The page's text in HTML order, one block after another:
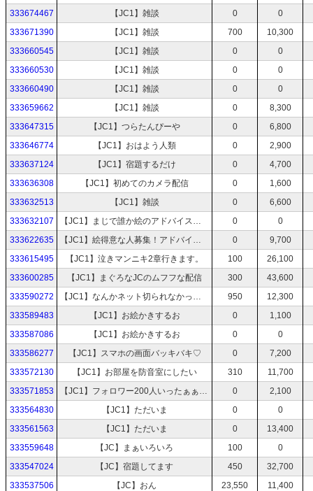
333674467
【JC1】雑談 0
0
333671390
【JC1】雑談 700
10,300
333660545
【JC1】雑談 0
0
333660530
【JC1】雑談 0
0
333660490
【JC1】雑談 0
0
333659662
【JC1】雑談 0
8,300
333647315
【JC1】つらたんぴーや 0
6,800
333646774
【JC1】おはよう人類 0
2,900
333637124
【JC1】宿題するだけ 0
4,700
333636308
【JC1】初めてのカメラ配信 0
1,600
333632513
【JC1】雑談 0
6,600
333632107
【JC1】まじで誰か絵のアドバイスくれ 0
0
333622635
【JC1】絵得意な人募集！アドバイスをください！！ 0
9,700
333615495
【JC1】泣きマンニキ2章行きます。 100
26,100
333600285
【JC1】まぐろなJCのムフフな配信 300
43,600
333590272
【JC1】なんかネット切られなかったわ 950
12,300
333589483
【JC1】お絵かきするお 0
1,100
333587086
【JC1】お絵かきするお 0
0
333586277
【JC1】スマホの画面バッキバキ♡ 0
7,200
333572130
【JC1】お部屋を防音室にしたい 310
11,700
333571853
【JC1】フォロワー200人いったぁぁぁぁ 0
2,100
333564830
【JC1】ただいま 0
0
333561563
【JC1】ただいま 0
13,400
333559648
【JC】まぁいろいろ 100
0
333547024
【JC】宿題してます 450
32,700
333537506
【JC】おん 23,550
11,400